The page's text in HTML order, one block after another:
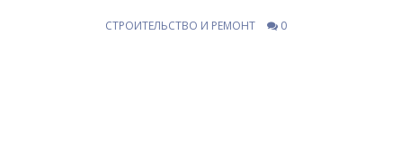
СТРОИТЕЛЬСТВО И РЕМОНТ 0